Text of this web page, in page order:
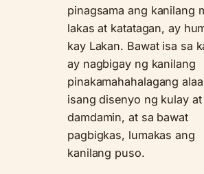
pinagsama ang kanilang
lakas at katatagan, ay
kay Lakan. Bawat isa sa
ay nagbigay ng kanilang
pinakamahahalagang
isang disenyo ng kulay at
damdamin, at sa bawat
pagbigkas, lumakas ang
kanilang puso.